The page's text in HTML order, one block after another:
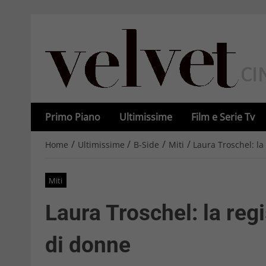
Primo Piano Ultimissime Film e Serie Tv
Home / Ultimissime / B-Side / Miti / Laura Troschel:
Miti
Laura Troschel: la
di donne